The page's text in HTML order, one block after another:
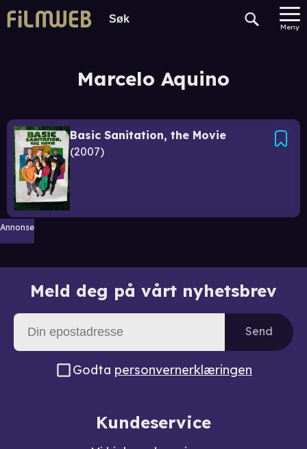
Meny
Marcelo Aquino
Basic Sanitation, the Movie
2007
Annonse
Meld deg på vårt nyhetsbrev
Send
Godta personvernerklæringen
Kundeservice